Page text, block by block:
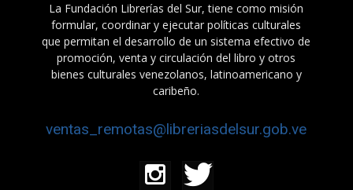
La Fundación Librerías del Sur, tiene como misión
formular, coordinar y ejecutar políticas culturales
que permitan el desarrollo de un sistema efectivo de
promoción, venta y circulación del libro y otros
bienes culturales venezolanos, latinoamericano y
caribeño.
ventas_remotas@libreriasdelsur.gob.ve